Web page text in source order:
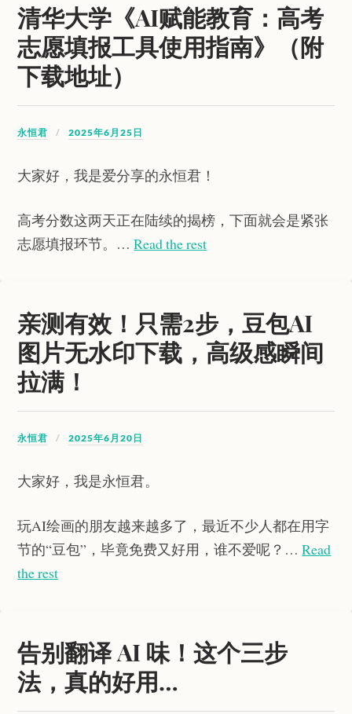
清华大学《AI赋能教育：高考
志愿填报工具使用指南》（附
下载地址）
永恒君 2025年6月25日
大家好，我是爱分享的永恒君！
高考分数这两天正在陆续的揭榜，下面就会是紧张
志愿填报环节。…Read the rest
亲测有效！只需2步，豆包AI
图片无水印下载，高级感瞬间
拉满！
永恒君 2025年6月20日
大家好，我是永恒君。
玩AI绘画的朋友越来越多了，最近不少人都在用字
节的“豆包”，毕竟免费又好用，谁不爱呢？…Read
the rest
告别翻译 AI 味！这个三步
法，真的好用…